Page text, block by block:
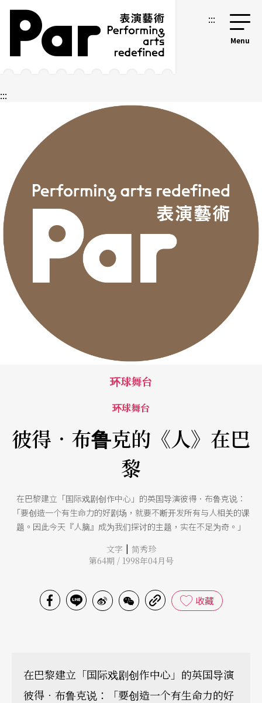
跳到主要内容区块
网站导览 :::
:::
环球舞台
环球舞台
彼得．布鲁克的《人》在巴
黎
在巴黎建立「国际戏剧创作中心」的英国导演彼得．布鲁克说：
「要创造一个有生命力的好剧场，就要不断开发所有与人相关的课
题。因此今天『人脑』成为我们探讨的主题，实在不足为奇。」
文字 | 简秀珍
第64期 / 1998年04月号
收藏
在巴黎建立「国际戏剧创作中心」的英国导演
彼得．布鲁克说：「要创造一个有生命力的好